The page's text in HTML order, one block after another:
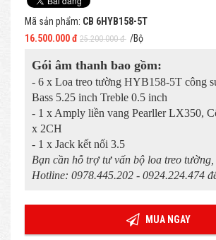
Mã sản phẩm: CB 6HYB158-5T
16.500.000 đ 25.200.000 đ /Bộ
Gói âm thanh bao gồm:
- 6 x Loa treo tường HYB158-5T công
Bass 5.25 inch Treble 0.5 inch
- 1 x Amply liền vang Pearller LX350,
x 2CH
- 1 x Jack kết nối 3.5
Bạn cần hỗ trợ tư vấn bộ loa treo tường,
Hotline: 0978.445.202 - 0924.224.474
MUA NGAY